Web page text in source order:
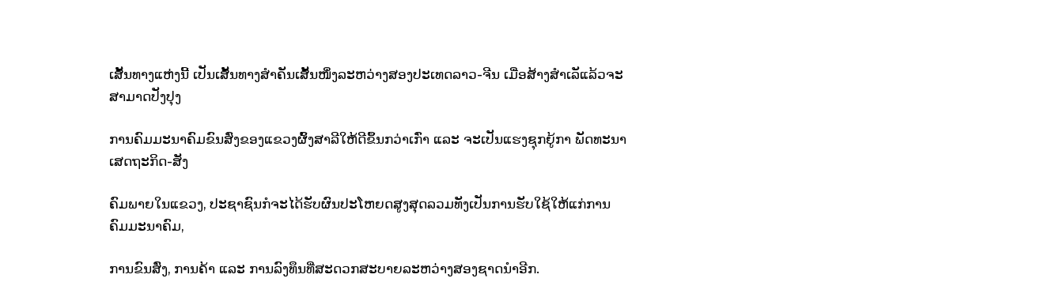
ເສັ້ນທາງແຫ່ງນີ້ ເປັນເສັ້ນທາງສຳຄັນເສັ້ນໜຶ່ງລະຫວ່າງສອງປະເທດລາວ-ຈີນ ເມື່ອສ້າງສຳເລັແລ້ວຈະ
ສາມາດປັງປຸງ
ການຄົມມະນາຄົມຂົນສົ່ງຂອງແຂວງຜົ້ງສາລີໃຫ້ດີຂຶ້ນກວ່າເກົ່າ ແລະ ຈະເປັນແຮງຊຸກຍູ້ກາ ພັດທະນາ
ເສດຖະກິດ-ສັງ
ຄົມພາຍໃນແຂວງ, ປະຊາຊົນກໍຈະໄດ້ຮັບຜົນປະໂຫຍດສູງສຸດລວມທັງເປັນການຮັບໃຊ້ໃຫ້ແກ່ການ
ຄົມມະນາຄົມ,
ການຂົນສົ່ງ, ການຄ້າ ແລະ ການລົງທຶນທີ່ສະດວກສະບາຍລະຫວ່າງສອງຊາດນຳອີກ.